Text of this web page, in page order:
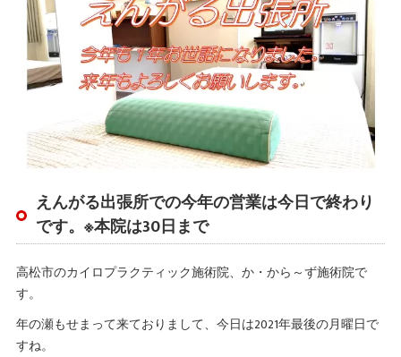
えんがる出張所での今年の営業は今日で終わり
です。※本院は30日まで
高松市のカイロプラクティック施術院、か・から～ず施術院で
す。
年の瀬もせまって来ておりまして、今日は2021年最後の月曜日で
すね。